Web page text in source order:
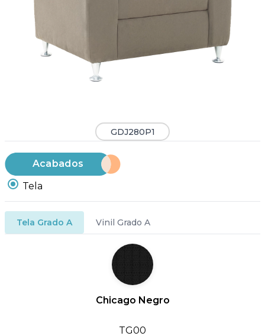
GDJ280P1
Acabados
Tela
Tela Grado A Vinil Grado A
Chicago Negro
TG00